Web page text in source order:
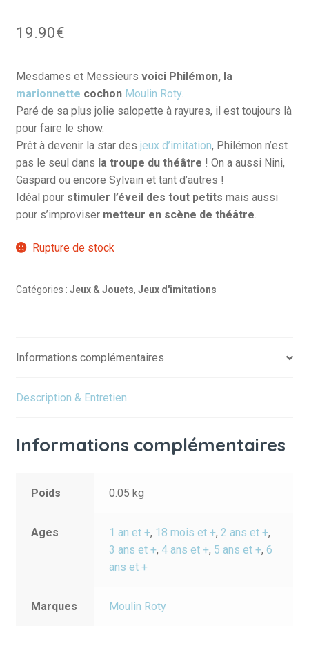
19.90€
Mesdames et Messieurs voici Philémon, la
marionnette cochon Moulin Roty.
Paré de sa plus jolie salopette à rayures, il est toujours là
pour faire le show.
Prêt à devenir la star des jeux d’imitation, Philémon n’est
pas le seul dans la troupe du théâtre ! On a aussi Nini,
Gaspard ou encore Sylvain et tant d’autres !
Idéal pour stimuler l’éveil des tout petits mais aussi
pour s’improviser metteur en scène de théâtre.
Rupture de stock
Catégories : Jeux & Jouets, Jeux d'imitations
Informations complémentaires
Description & Entretien
Informations complémentaires
Poids 0.05 kg
Ages 1 an et +, 18 mois et +, 2 ans et +,
3 ans et +,4 ans et +, 5 ans et +,6
ans et +
Marques Moulin Roty